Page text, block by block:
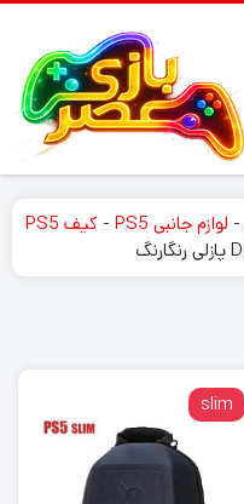
- لوازم جانبی PS5 - کیف PS5
slim